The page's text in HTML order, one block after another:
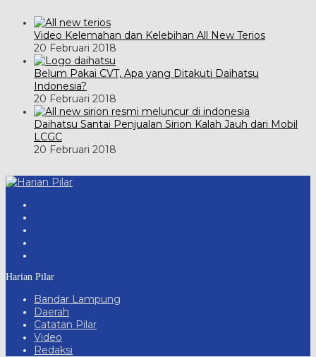
Video Kelemahan dan Kelebihan All New Terios
20 Februari 2018
Belum Pakai CVT, Apa yang Ditakuti Daihatsu
Indonesia?
20 Februari 2018
Daihatsu Santai Penjualan Sirion Kalah Jauh dari Mobil
LCGC
20 Februari 2018
Harian Pilar
Bandar Lampung
Daerah
Catatan Pilar
Video
Redaksi